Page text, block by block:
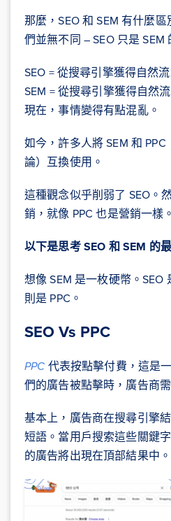
那麼，SEO 和 SEM 有什麼
們並無不同 – SEO 只是 SEM
SEO = 從搜尋引擎獲得自然流
SEM = 從搜尋引擎獲得自然
現在，事情變得有點混亂。
如今，許多人將 SEM 和
論）互換使用。
這種觀念似乎削弱了 SEO。
銷，就像 PPC 也是營銷一樣。
以下是思考 SEO 和 SEM 的
想像 SEM 是一枚硬幣。
則是 PPC。
SEO Vs PPC
PPC 代表按點擊付費，這是
們的廣告被點擊時，廣告商
基本上，廣告商在搜尋引擎
短語。當用戶搜索這些關鍵
的廣告將出現在頂部結果中。